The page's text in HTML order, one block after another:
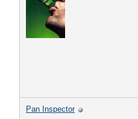
Pan Inspector